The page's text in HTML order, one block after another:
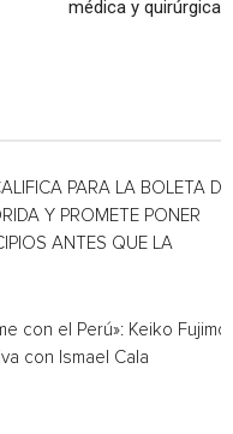
médica y quirúrgica
PARA LA BOLETA
Y PROMETE PONER
ANTES QUE LA
con el Perú»: Keiko
con Ismael Cala